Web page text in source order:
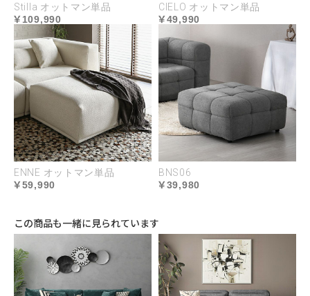
Stilla オットマン単品
109,990
CIELO オットマン単品
49,990
ENNE オットマン単品
59,990
BNS06
39,980
この商品も一緒に見られています